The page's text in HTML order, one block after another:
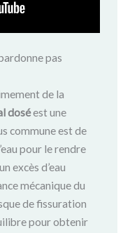
pas
de la
doséest une
commune est de
pour le rendre
excès d’eau
mécanique du
de fissuration
pour obtenir